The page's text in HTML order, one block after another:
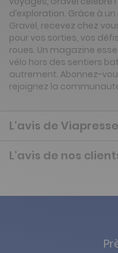
d’exploration. Grâce à
Gravel, recevez chez
pour vos sorties, vos
roues. Un magazine
vélo hors des sentiers
autrement. Abonnez-
rejoignez la
L'avis de
L'avis de nos